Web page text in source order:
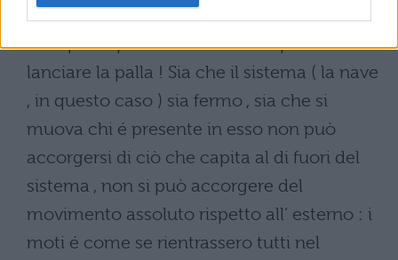
oggetto ( una palla , per esempio ) , non é
che quello più sul fondo faccia più fatica a
lanciare la palla ! Sia che il sistema ( la nave
, in questo caso ) sia fermo , sia che si
muova chi é presente in esso non può
accorgersi di ciò che capita al di fuori del
sistema , non si può accorgere del
movimento assoluto rispetto all’ esterno : i
moti é come se rientrassero tutti nel